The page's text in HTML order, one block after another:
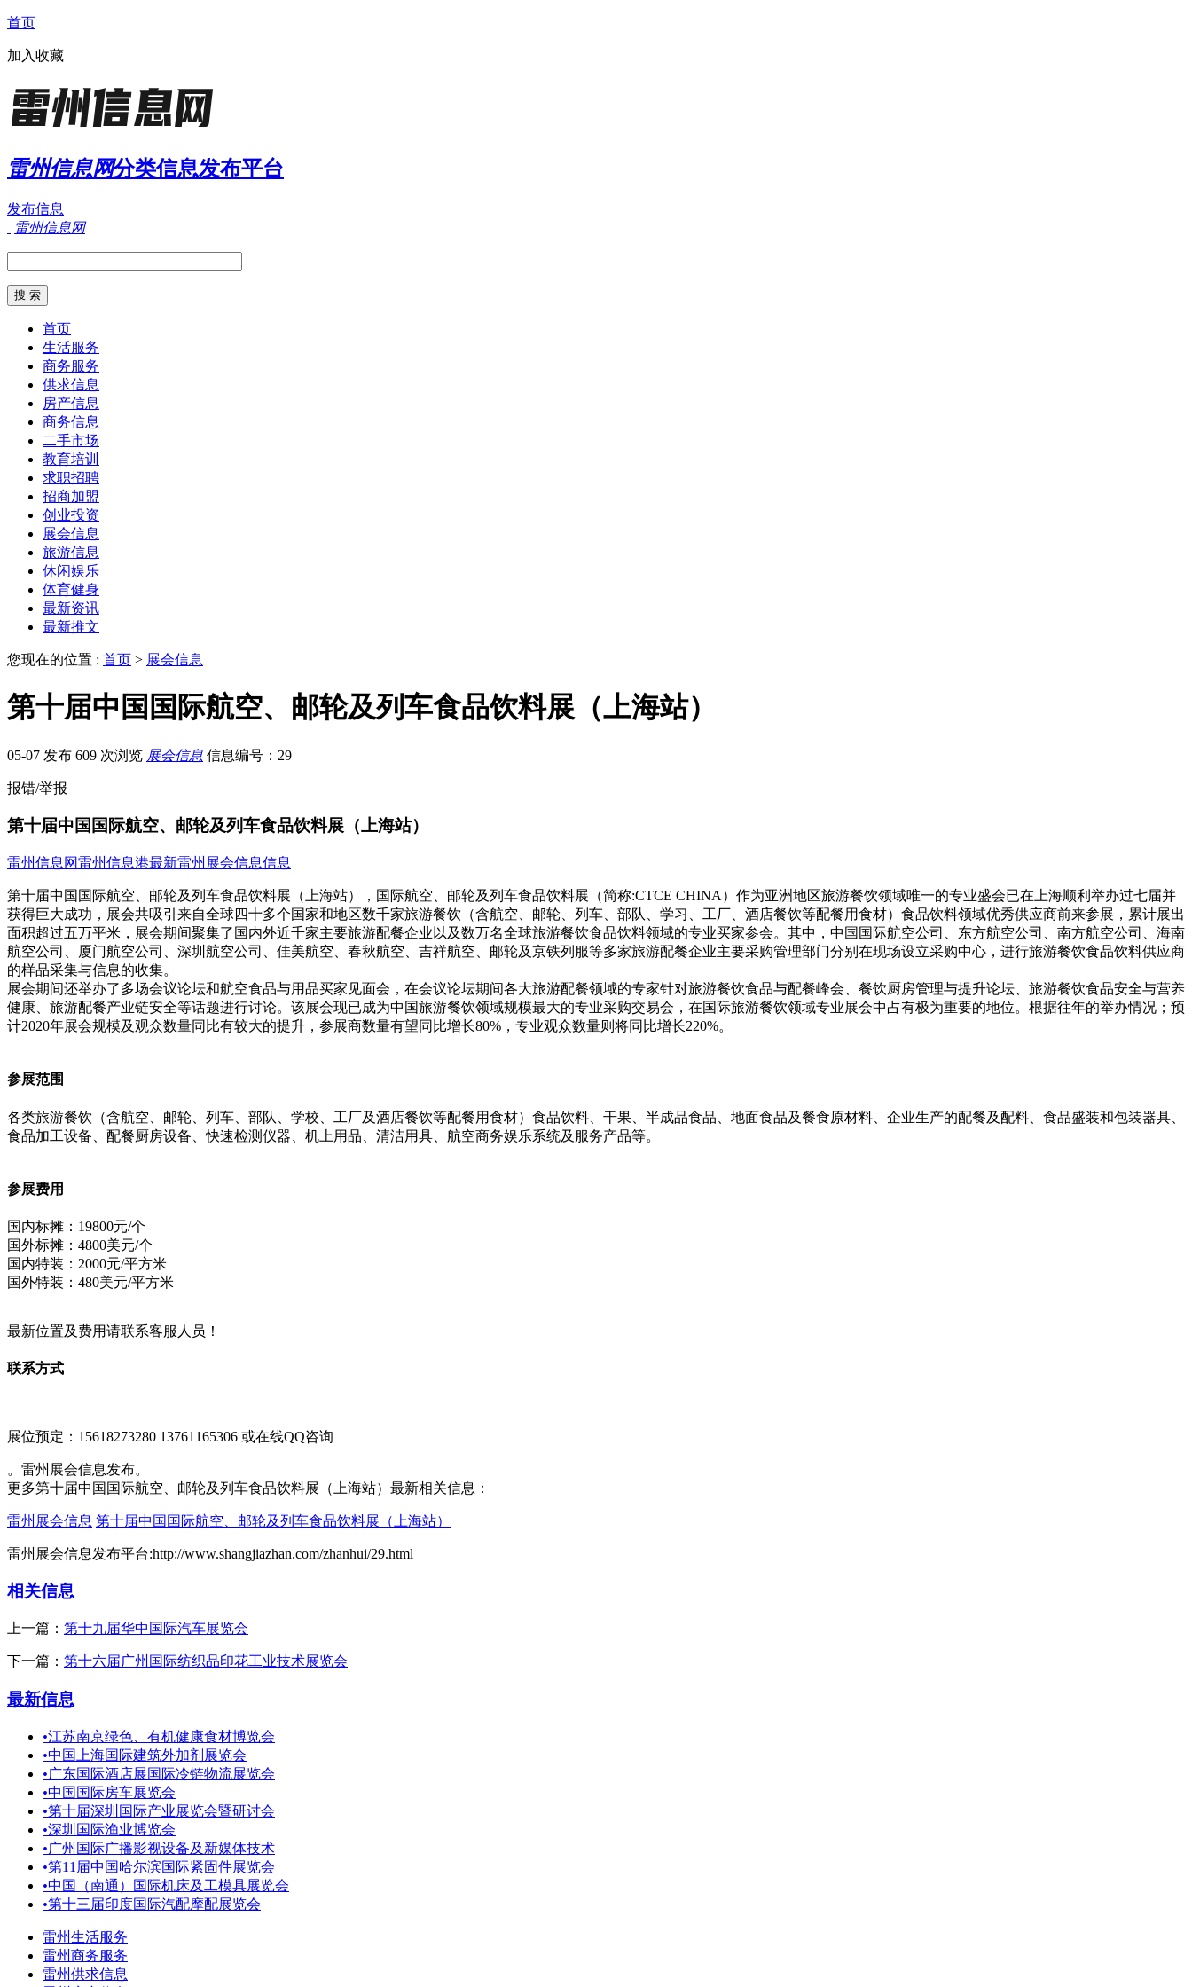
首页
加入收藏
雷州信息网分类信息发布平台
发布信息
雷州信息网
首页
生活服务
商务服务
供求信息
房产信息
商务信息
二手市场
教育培训
求职招聘
招商加盟
创业投资
展会信息
旅游信息
休闲娱乐
体育健身
最新资讯
最新推文
您现在的位置 : 首页 > 展会信息
第十届中国国际航空、邮轮及列车食品饮料展（上海站）
05-07 发布 609 次浏览 展会信息 信息编号：29
报错/举报
第十届中国国际航空、邮轮及列车食品饮料展（上海站）
雷州信息网雷州信息港最新雷州展会信息信息
第十届中国国际航空、邮轮及列车食品饮料展（上海站），国际航空、邮轮及列车食品饮料展（简称:CTCE CHINA）作为亚洲地区旅游餐饮领域唯一的专业盛会已在上海顺利举办过七届并
获得巨大成功，展会共吸引来自全球四十多个国家和地区数千家旅游餐饮（含航空、邮轮、列车、部队、学习、工厂、酒店餐饮等配餐用食材）食品饮料领域优秀供应商前来参展，累计展出
面积超过五万平米，展会期间聚集了国内外近千家主要旅游配餐企业以及数万名全球旅游餐饮食品饮料领域的专业买家参会。其中，中国国际航空公司、东方航空公司、南方航空公司、海南
航空公司、厦门航空公司、深圳航空公司、佳美航空、春秋航空、吉祥航空、邮轮及京铁列服等多家旅游配餐企业主要采购管理部门分别在现场设立采购中心，进行旅游餐饮食品饮料供应商
的样品采集与信息的收集。
展会期间还举办了多场会议论坛和航空食品与用品买家见面会，在会议论坛期间各大旅游配餐领域的专家针对旅游餐饮食品与配餐峰会、餐饮厨房管理与提升论坛、旅游餐饮食品安全与营养
健康、旅游配餐产业链安全等话题进行讨论。该展会现已成为中国旅游餐饮领域规模最大的专业采购交易会，在国际旅游餐饮领域专业展会中占有极为重要的地位。根据往年的举办情况；预
计2020年展会规模及观众数量同比有较大的提升，参展商数量有望同比增长80%，专业观众数量则将同比增长220%。
参展范围
各类旅游餐饮（含航空、邮轮、列车、部队、学校、工厂及酒店餐饮等配餐用食材）食品饮料、干果、半成品食品、地面食品及餐食原材料、企业生产的配餐及配料、食品盛装和包装器具、
食品加工设备、配餐厨房设备、快速检测仪器、机上用品、清洁用具、航空商务娱乐系统及服务产品等。
参展费用
国内标摊：19800元/个
国外标摊：4800美元/个
国内特装：2000元/平方米
国外特装：480美元/平方米
最新位置及费用请联系客服人员！
联系方式
展位预定：15618273280 13761165306 或在线QQ咨询
。雷州展会信息发布。
更多第十届中国国际航空、邮轮及列车食品饮料展（上海站）最新相关信息：
雷州展会信息 第十届中国国际航空、邮轮及列车食品饮料展（上海站）
雷州展会信息发布平台:http://www.shangjiazhan.com/zhanhui/29.html
相关信息
上一篇： 第十九届华中国际汽车展览会
下一篇： 第十六届广州国际纺织品印花工业技术展览会
最新信息
•江苏南京绿色、有机健康食材博览会
•中国上海国际建筑外加剂展览会
•广东国际酒店展国际冷链物流展览会
•中国国际房车展览会
•第十届深圳国际产业展览会暨研讨会
•深圳国际渔业博览会
•广州国际广播影视设备及新媒体技术
•第11届中国哈尔滨国际紧固件展览会
•中国（南通）国际机床及工模具展览会
•第十三届印度国际汽配摩配展览会
雷州生活服务
雷州商务服务
雷州供求信息